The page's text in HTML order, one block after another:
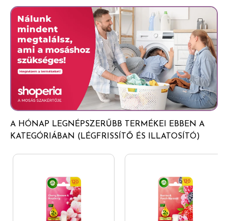
Glade® légfrissítő aeroszol - Warm Apple Pie™
Figyelem Tűzveszélyes aeroszol. Az edényben
túlnyomás uralkodik: hő hatására megrepedhet.
Gyermekektől elzárva tartandó. Napfénytől védendő.
Nem érheti 50°C hőmérsékletet meghaladó hő. Hőtől,
forró felületektől, szikrától, nyílt lángtól és más
gyújtóforrástól távol tartandó. Tilos a dohányzás. Tilos
nyílt lángra vagy más gyújtóforrásra permetezni. Ne
lyukassza ki vagy égesse el, még használat után sem. A
légfrissítők használata nem helyettesíti a megfelelő
higiéniát. Az illatokra érzékeny vásárlók használják kellő
elővigyázatossággal a terméket. Csak jól szellőztetett
helyen használható. UFI: AXHT-73SS-S00E-1GDE
A HÓNAP LEGNÉPSZERŰBB TERMÉKEI EBBEN A
KATEGÓRIÁBAN (LÉGFRISSÍTŐ ÉS ILLATOSÍTÓ)